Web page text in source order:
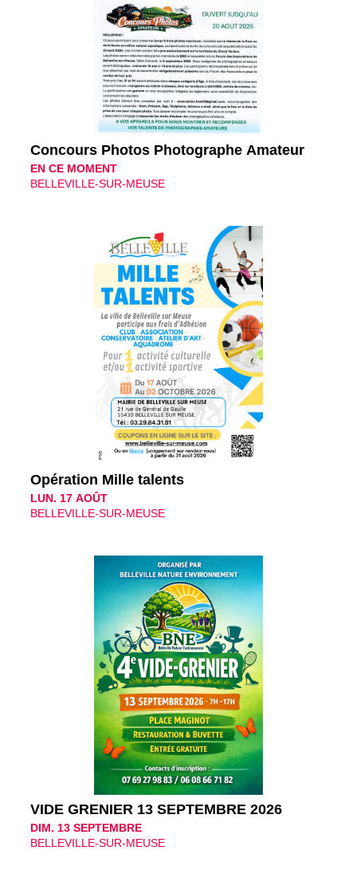
Concours Photos Photographe Amateur
EN CE MOMENT
BELLEVILLE-SUR-MEUSE
Opération Mille talents
LUN. 17 AOÛT
BELLEVILLE-SUR-MEUSE
VIDE GRENIER 13 SEPTEMBRE 2026
DIM. 13 SEPTEMBRE
BELLEVILLE-SUR-MEUSE